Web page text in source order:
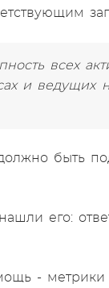
всех
и ведущих
быть
его:
- метрики